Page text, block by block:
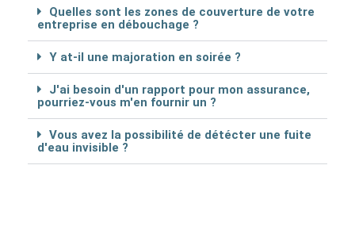
Quelles sont les zones de couverture de votre
entreprise en débouchage ?
Y at-il une majoration en soirée ?
J'ai besoin d'un rapport pour mon assurance,
pourriez-vous m'en fournir un ?
Vous avez la possibilité de détécter une fuite
d'eau invisible ?